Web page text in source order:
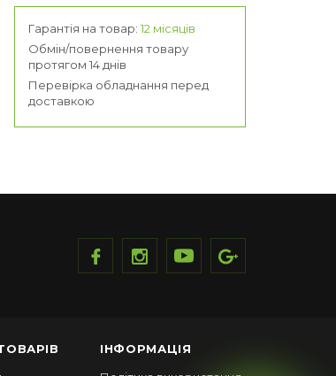
Гарантія на товар: 12 місяців
Обмін/повернення товару
протягом 14 днів
Перевірка обладнання перед
доставкою
ІНФОРМАЦІЯ